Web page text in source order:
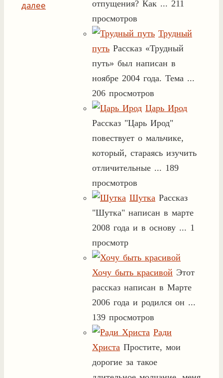
далее
отпущения? Как ... 211
просмотров
Трудный
путь Рассказ «Трудный
путь» был написан в
ноябре 2004 года. Тема ...
206 просмотров
Царь Ирод
Рассказ "Царь Ирод"
повествует о мальчике,
который, стараясь изучить
отличительные ... 189
просмотров
Шутка Рассказ
"Шутка" написан в марте
2008 года и в основу ... 1
просмотр
Хочу быть красивой Этот
рассказ написан в Марте
2006 года и родился он ...
139 просмотров
Ради
Христа Простите, мои
дорогие за такое